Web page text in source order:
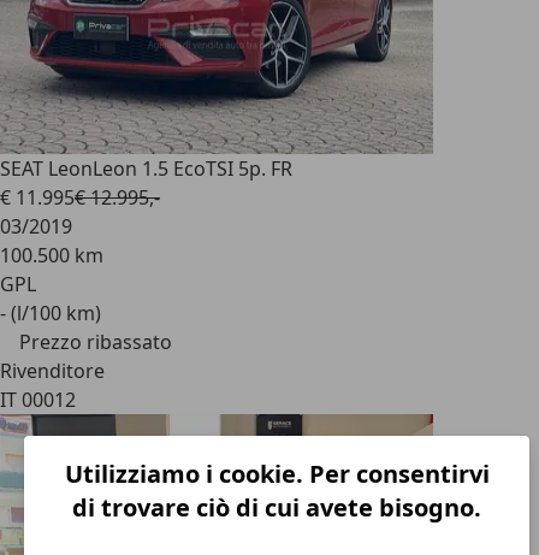
Utilizziamo i cookie. Per consentirvi
di trovare ciò di cui avete bisogno.
SEAT LeonLeon 1.5 EcoTSI 5p. FR
€ 11.995€ 12.995,-
03/2019
100.500 km
GPL
- (l/100 km)
Prezzo ribassato
Rivenditore
IT 00012